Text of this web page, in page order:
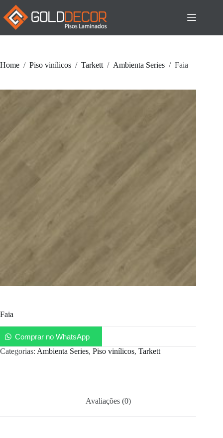
Pular
para
conteúdo
Home / Piso vinílicos / Tarkett / Ambienta Series / Faia
Faia
Comprar no WhatsApp
Categorias: Ambienta Series, Piso vinílicos, Tarkett
Avaliações (0)